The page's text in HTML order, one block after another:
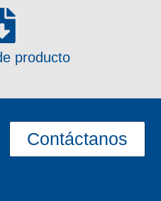
producto
Contáctanos